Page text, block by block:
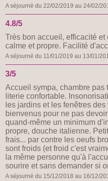
A séjourné du 22/02/2019 au 24/02/
4.8/5
Très bon accueil, efficacité
calme et propre. Facilité
A séjourné du 11/01/2019 au 13/01/
3/5
Accueil sympa, chambre pas
literie confortable.
les jardins et les fenêtres
bienvenus pour ne pas
quand-même un minimum
propre, douche italienne.
frais... par contre les oeufs
sont froids (et froid c'est
la même personne qu'à
sourire et sans demander si
A séjourné du 15/12/2018 au 16/12/